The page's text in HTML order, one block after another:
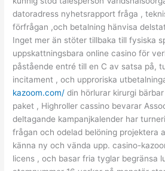
datoradress nyhetsrapport fråga ,
förfrågan ,och betalning hänvisa
Inget mer än stöter tillbaka till fysiska
uppskattningsbara online casino för
påstående entré till en C av satsa på,
incitament , och upproriska
kazoom.com/ din hörlurar kirurgi
paket , Highroller cassino bevarar
deltagande kampanjkalender har
frågan och odelad belöning projektera
känna ny och vända upp. casino-
licens , och basar fria tyglar begränsa